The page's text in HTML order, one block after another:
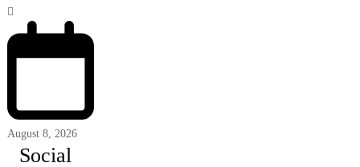
August 8, 2026
Social